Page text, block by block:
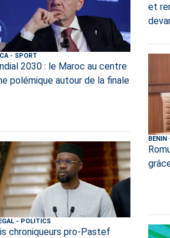
- SPORT
2030 : le Maroc au centre
polémique autour de la finale
- POLITICS
chroniqueurs pro-Pastef
et
BENIN